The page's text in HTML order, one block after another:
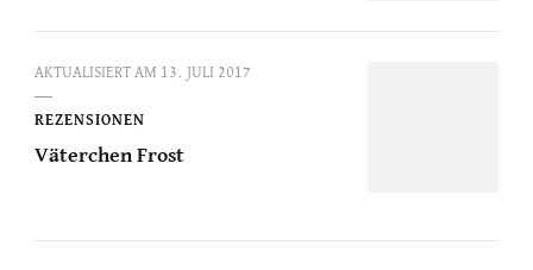
AKTUALISIERT AM 13. JULI 2017
REZENSIONEN
Väterchen Frost